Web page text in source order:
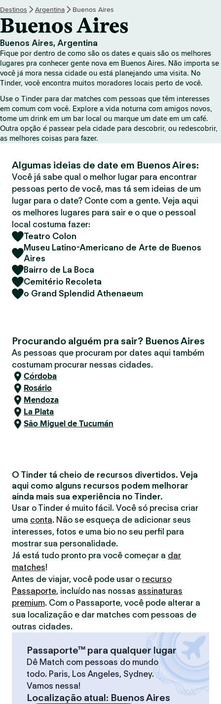
r
Destinos Argentina Buenos Aires
Buenos Aires
Buenos Aires, Argentina
Fique por dentro de como são os dates e quais são os melhores
lugares pra conhecer gente nova em Buenos Aires. Não importa se
você já mora nessa cidade ou está planejando uma visita. No
Tinder, você encontra muitos moradores locais perto de você.
Use o Tinder para dar matches com pessoas que têm interesses
em comum com você. Explore a vida noturna com amigos novos,
tome um drink em um bar local ou marque um date em um café.
Outra opção é passear pela cidade para descobrir, ou redescobrir,
as melhores coisas para fazer.
Algumas ideias de date em Buenos Aires:
Você já sabe qual o melhor lugar para encontrar
pessoas perto de você, mas tá sem ideias de um
lugar para o date? Conte com a gente. Veja aqui
os melhores lugares para sair e o que o pessoal
local costuma fazer:
Teatro Colon
Museu Latino-Americano de Arte de Buenos
Aires
Bairro de La Boca
Cemitério Recoleta
o Grand Splendid Athenaeum
Procurando alguém pra sair? Buenos Aires
As pessoas que procuram por dates aqui também
costumam procurar nessas cidades.
Córdoba
Rosário
Mendoza
La Plata
São Miguel de Tucumán
O Tinder tá cheio de recursos divertidos. Veja
aqui como alguns recursos podem melhorar
ainda mais sua experiência no Tinder.
Usar o Tinder é muito fácil. Você só precisa criar
uma conta. Não se esqueça de adicionar seus
interesses, fotos e uma bio no seu perfil para
mostrar sua personalidade.
Já está tudo pronto pra você começar a dar
matches!
Antes de viajar, você pode usar o recurso
Passaporte, incluído nas nossas assinaturas
premium. Com o Passaporte, você pode alterar a
sua localização e dar matches com pessoas de
outras cidades.
Passaporte™ para qualquer lugar
Dê Match com pessoas do mundo
todo. Paris, Los Angeles, Sydney.
Vamos nessa!
Localização atual: Buenos Aires